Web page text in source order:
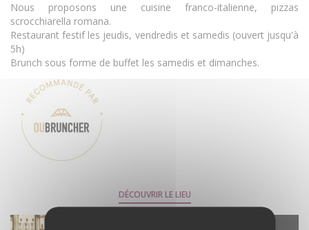
Nous proposons une cuisine franco-italienne, pizzas
scrocchiarella romana.
Restaurant festif les jeudis, vendredis et samedis (ouvert jusqu'à
5h)
Brunch sous forme de buffet les samedis et dimanches.
DÉCOUVRIR LE LIEU